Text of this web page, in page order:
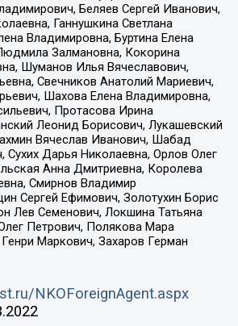
Беляев Сергей Иванович,
Ганнушкина Светлана
Владимировна, Буртина Елена
Залмановна, Кокорина
Шуманов Илья Вячеславович,
Свечников Анатолий Мариевич,
Шахова Елена Владимировна,
Протасова Ирина
Леонид Борисович, Лукашевский
Вячеслав Иванович, Шабад
Сухих Дарья Николаевна, Орлов Олег
Анна Дмитриевна, Королева
Смирнов Владимир
Сергей Ефимович, Золотухин Борис
Лев Семенович, Локшина Татьяна
Петрович, Полякова Мара
Маркович, Захаров Герман
NKOForeignAgent.aspx